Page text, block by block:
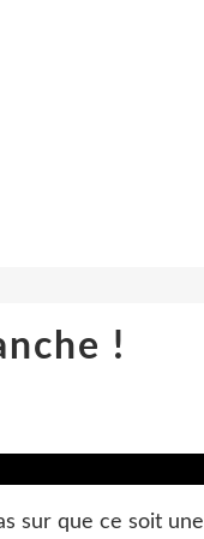
!
sur que ce soit une